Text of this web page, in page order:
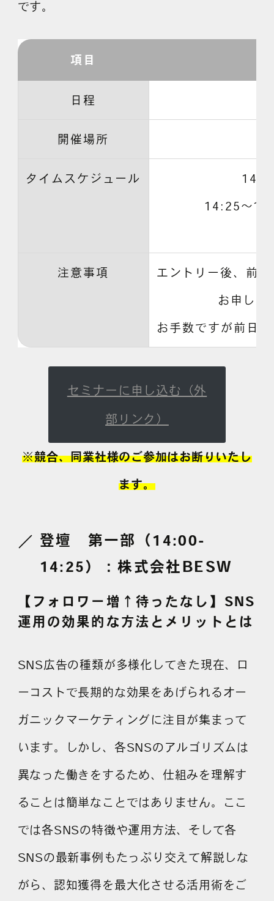
です。
項目
日程
開催場所
タイムスケジュール
14:25～
注意事項 エントリー後、前
お申し込
お手数ですが前日
セミナーに申し込む（外
部リンク）
※競合、同業社様のご参加はお断りいたし
ます。
登壇 第一部（14:00-
14:25）：株式会社BESW
【フォロワー増↑待ったなし】SNS
運用の効果的な方法とメリットとは
SNS広告の種類が多様化してきた現在、ロ
ーコストで長期的な効果をあげられるオー
ガニックマーケティングに注目が集まって
います。しかし、各SNSのアルゴリズムは
異なった働きをするため、仕組みを理解す
ることは簡単なことではありません。ここ
では各SNSの特徴や運用方法、そして各
SNSの最新事例もたっぷり交えて解説しな
がら、認知獲得を最大化させる活用術をご